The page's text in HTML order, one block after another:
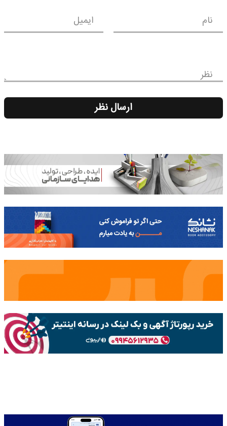
نام ایمیل
نظر
ارسال نظر